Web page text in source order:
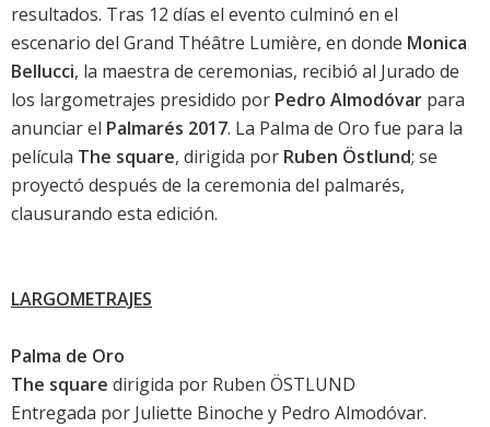
resultados. Tras 12 días el evento culminó en el
escenario del Grand Théâtre Lumière, en donde Monica
Bellucci, la maestra de ceremonias, recibió al Jurado de
los largometrajes presidido por Pedro Almodóvar para
anunciar el Palmarés 2017. La Palma de Oro fue para la
película The square, dirigida por Ruben Östlund; se
proyectó después de la ceremonia del palmarés,
clausurando esta edición.
LARGOMETRAJES
Palma de Oro
The square dirigida por Ruben ÖSTLUND
Entregada por Juliette Binoche y Pedro Almodóvar.